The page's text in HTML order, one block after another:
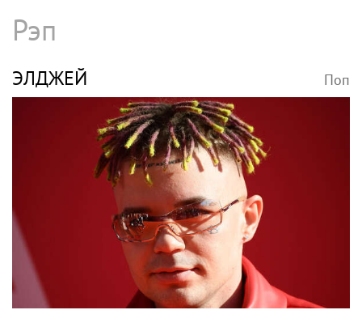
Юрий Лоза не верит, что на Землю
прилетят инопланетяне